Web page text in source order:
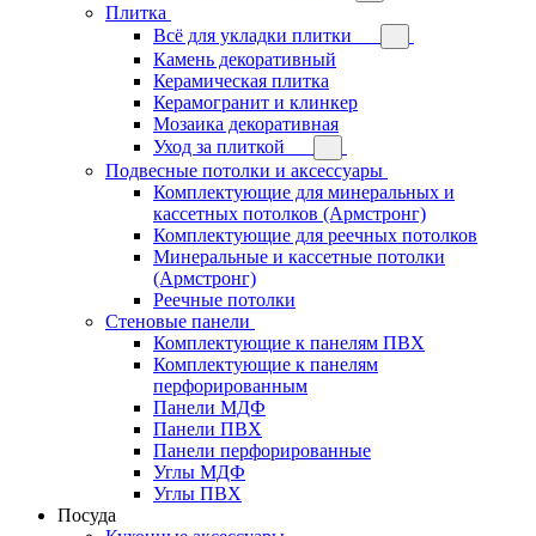
Плитка
Всё для укладки плитки
Камень декоративный
Керамическая плитка
Керамогранит и клинкер
Мозаика декоративная
Уход за плиткой
Подвесные потолки и аксессуары
Комплектующие для минеральных и
кассетных потолков (Армстронг)
Комплектующие для реечных потолков
Минеральные и кассетные потолки
(Армстронг)
Реечные потолки
Стеновые панели
Комплектующие к панелям ПВХ
Комплектующие к панелям
перфорированным
Панели МДФ
Панели ПВХ
Панели перфорированные
Углы МДФ
Углы ПВХ
Посуда